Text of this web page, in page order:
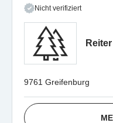
Nicht verifiziert
9761 Greifenburg